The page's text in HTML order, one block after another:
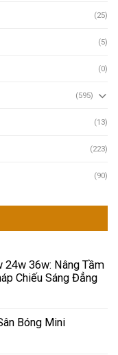
(25)
(5)
(0)
(595)
(13)
(223)
(90)
24w 36w: Nâng Tầm
Chiếu Sáng Đẳng
Bóng Mini